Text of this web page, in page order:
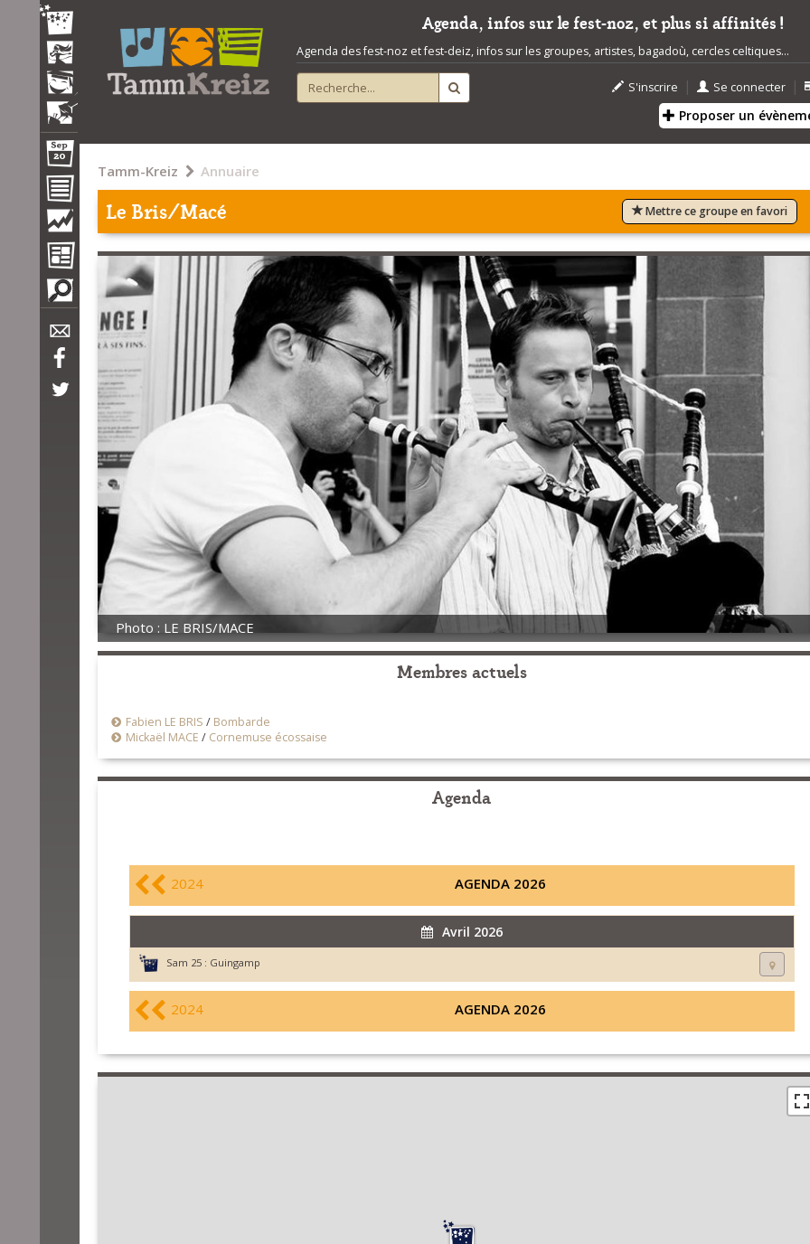
Agenda, infos sur le fest-noz, et plus si affinités !
Agenda des fest-noz et fest-deiz, infos sur les groupes, artistes, bagadoù, cercles celtiques...
S'inscrire | Se connecter |
Proposer un
Tamm-Kreiz Annuaire
Le Bris/Macé Mettre ce groupe en favori
Photo : LE BRIS/MACE
Membres actuels
Fabien LE BRIS / Bombarde
Mickaël MACE / Cornemuse écossaise
Agenda
2024 AGENDA 2026
Avril 2026
Sam 25 : Guingamp
2024 AGENDA 2026